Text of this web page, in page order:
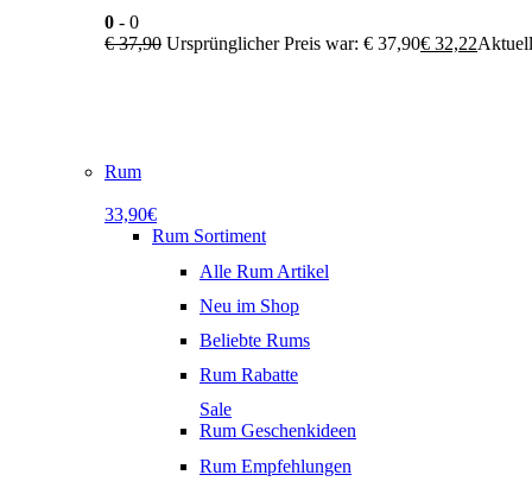
0 - 0
€37,90 Ursprünglicher Preis war: € 37,90€ 32,22
Rum
33,90€
Rum Sortiment
Alle Rum Artikel
Neu im Shop
Beliebte Rums
Rum Rabatte
Sale
Rum Geschenkideen
Rum Empfehlungen